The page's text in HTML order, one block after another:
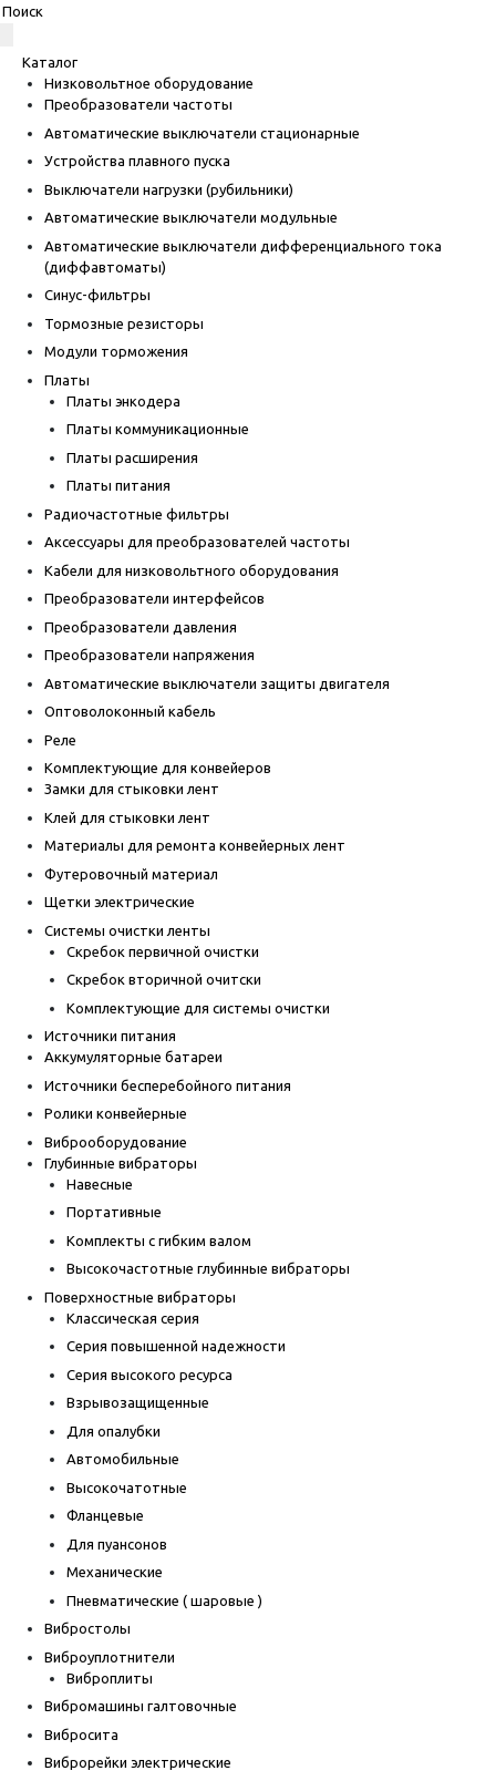
Каталог
Низковольтное оборудование
Преобразователи частоты
Автоматические выключатели стационарные
Устройства плавного пуска
Выключатели нагрузки (рубильники)
Автоматические выключатели модульные
Автоматические выключатели дифференциального тока
(диффавтоматы)
Синус-фильтры
Тормозные резисторы
Модули торможения
Платы
Платы энкодера
Платы коммуникационные
Платы расширения
Платы питания
Радиочастотные фильтры
Аксессуары для преобразователей частоты
Кабели для низковольтного оборудования
Преобразователи интерфейсов
Преобразователи давления
Преобразователи напряжения
Автоматические выключатели защиты двигателя
Оптоволоконный кабель
Реле
Комплектующие для конвейеров
Замки для стыковки лент
Клей для стыковки лент
Материалы для ремонта конвейерных лент
Футеровочный материал
Щетки электрические
Системы очистки ленты
Скребок первичной очистки
Скребок вторичной очитски
Комплектующие для системы очистки
Источники питания
Аккумуляторные батареи
Источники бесперебойного питания
Ролики конвейерные
Виброоборудование
Глубинные вибраторы
Навесные
Портативные
Комплекты с гибким валом
Высокочастотные глубинные вибраторы
Поверхностные вибраторы
Классическая серия
Серия повышенной надежности
Серия высокого ресурса
Взрывозащищенные
Для опалубки
Автомобильные
Высокочатотные
Фланцевые
Для пуансонов
Механические
Пневматические ( шаровые )
Вибростолы
Виброуплотнители
Виброплиты
Вибромашины галтовочные
Вибросита
Виброрейки электрические